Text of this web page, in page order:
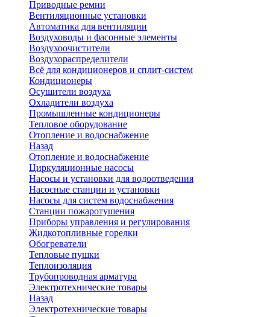
Приводные ремни
Вентиляционные установки
Автоматика для вентиляции
Воздуховоды и фасонные элементы
Воздухоочистители
Воздухораспределители
Всё для кондиционеров и сплит-систем
Кондиционеры
Осушители воздуха
Охладители воздуха
Промышленные кондиционеры
Тепловое оборудование
Отопление и водоснабжение
Назад
Отопление и водоснабжение
Циркуляционные насосы
Насосы и установки для водоотведения
Насосные станции и установки
Насосы для систем водоснабжения
Станции пожаротушения
Приборы управления и регулирования
Жидкотопливные горелки
Обогреватели
Тепловые пушки
Теплоизоляция
Трубопроводная арматура
Электротехнические товары
Назад
Электротехнические товары